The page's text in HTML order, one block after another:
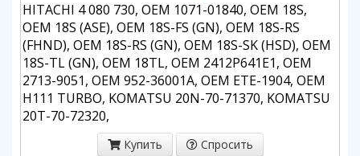
HITACHI 4 080 730, OEM 1071-01840, OEM 18S,
OEM 18S (ASE), OEM 18S-FS (GN), OEM 18S-RS
(FHND), OEM 18S-RS (GN), OEM 18S-SK (HSD), OEM
18S-TL (GN), OEM 18TL, OEM 2412P641E1, OEM
2713-9051, OEM 952-36001A, OEM ETE-1904, OEM
H111 TURBO, KOMATSU 20N-70-71370, KOMATSU
20T-70-72320,
Купить Спросить